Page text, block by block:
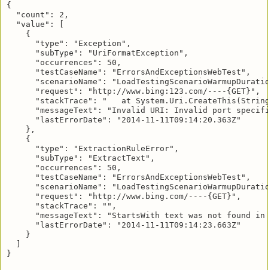
{
  "count": 2,
  "value": [
    {
      "type": "Exception",
      "subType": "UriFormatException",
      "occurrences": 50,
      "testCaseName": "ErrorsAndExceptionsWebTest",
"scenarioName":
      "request": "http://www.bing:123.com/----{GET}",
"stackTrace": "   at
"messageText": "Invalid URI: Invalid port
      "lastErrorDate": "2014-11-11T09:14:20.363Z"
    },
    {
      "type": "ExtractionRuleError",
      "subType": "ExtractText",
      "occurrences": 50,
      "testCaseName": "ErrorsAndExceptionsWebTest",
"scenarioName":
      "request": "http://www.bing.com/----{GET}",
      "stackTrace": "",
"messageText": "StartsWith text was not found in
      "lastErrorDate": "2014-11-11T09:14:23.663Z"
    }